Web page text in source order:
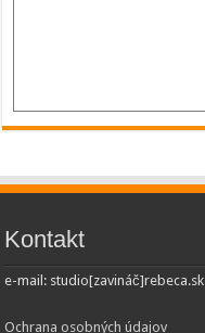
Kontakt
e-mail: studio[zavináč]rebeca.sk
Ochrana osobných údajov